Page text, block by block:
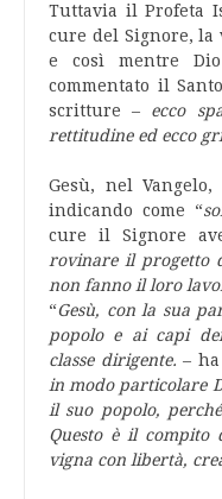
Tuttavia il Profeta
cure del Signore, la
e così mentre
commentato il
scritture – ecco
rettitudine ed ecco
Gesù, nel Vangelo,
indicando come “
cure il Signore
rovinare il progetto
non fanno il loro
“Gesù, con la sua
popolo e ai capi
classe dirigente. –
in modo particolare
il suo popolo,
Questo è il compito
vigna con libertà,